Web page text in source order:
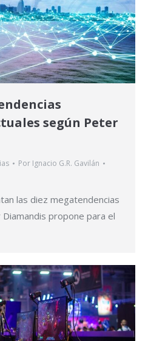
según Peter
Por Ignacio G.R. Gavilán
las diez megatendencias
propone para el